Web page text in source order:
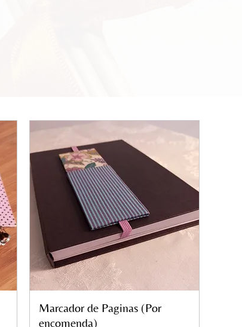
Visualização rápida
Marcador de Paginas (Por
encomenda)